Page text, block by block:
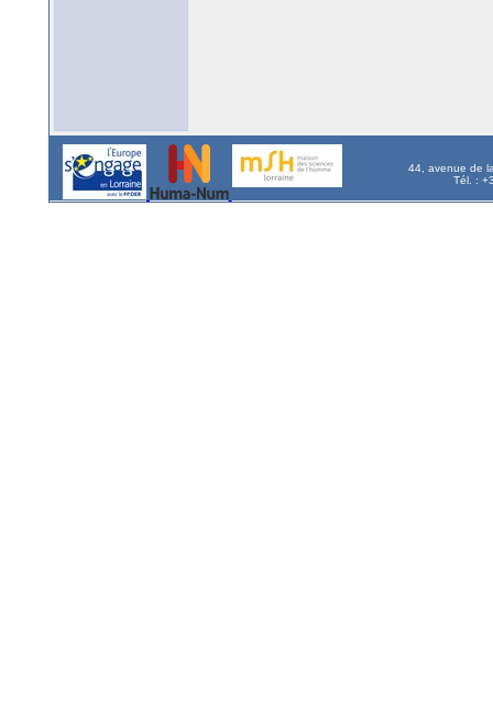
44, avenue de
Tél. :